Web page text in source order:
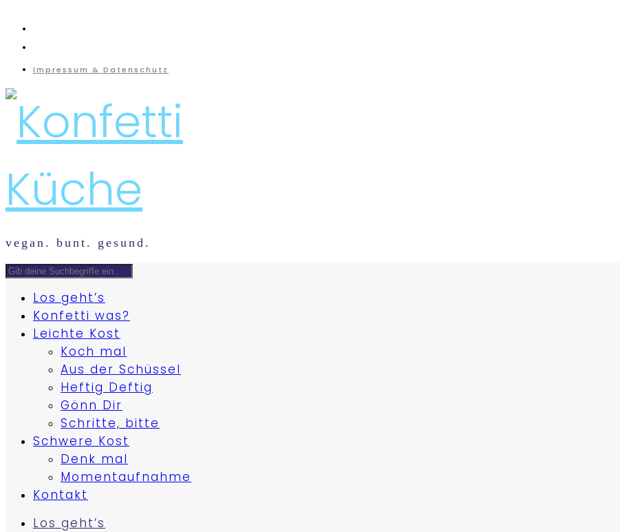
Impressum & Datenschutz
vegan. bunt. gesund.
Los geht’s
Konfetti was?
Leichte Kost
Koch mal
Aus der Schüssel
Heftig Deftig
Gönn Dir
Schritte, bitte
Schwere Kost
Denk mal
Momentaufnahme
Kontakt
Los geht’s